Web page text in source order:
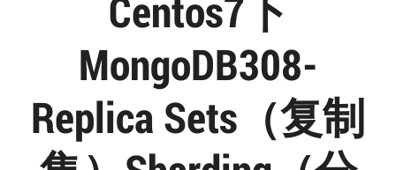
Centos7下
MongoDB308-
Replica Sets（复制